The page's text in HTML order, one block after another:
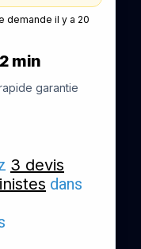
demande il y a 20
min
garantie
3 devis
dans